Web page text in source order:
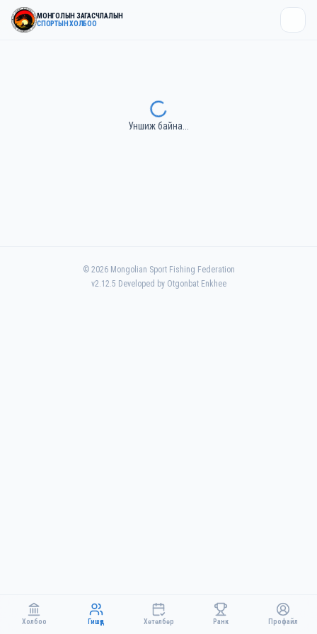
МОНГОЛЫН ЗАГАСЧЛАЛЫН
СПОРТЫН ХОЛБОО
Холбоо Гишүүд Хөтөлбөр Ранк Профайл
Уншиж байна...
© 2026Mongolian Sport Fishing Federation
v2.12.5 Developed by Otgonbat Enkhee